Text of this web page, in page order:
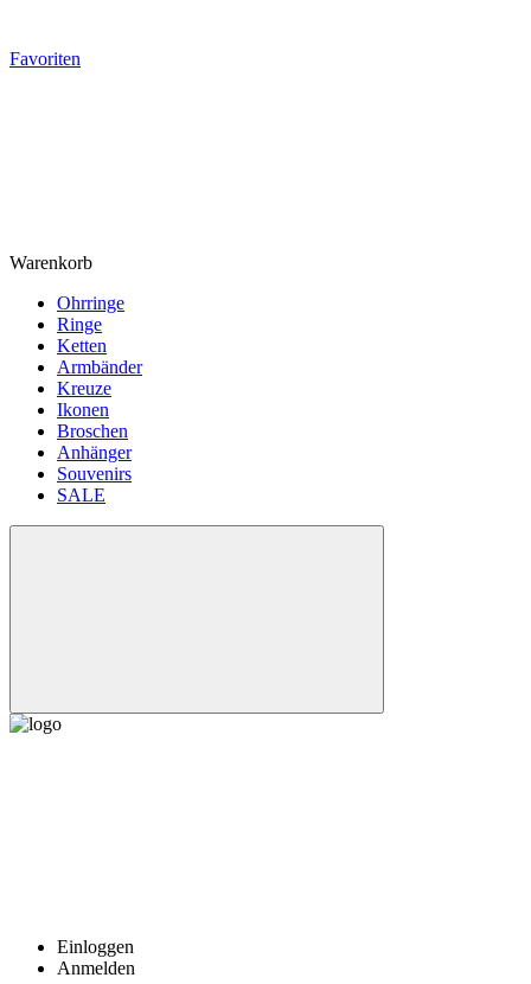
Favoriten
Warenkorb
Ohrringe
Ringe
Ketten
Armbänder
Kreuze
Ikonen
Broschen
Anhänger
Souvenirs
SALE
Einloggen
Anmelden